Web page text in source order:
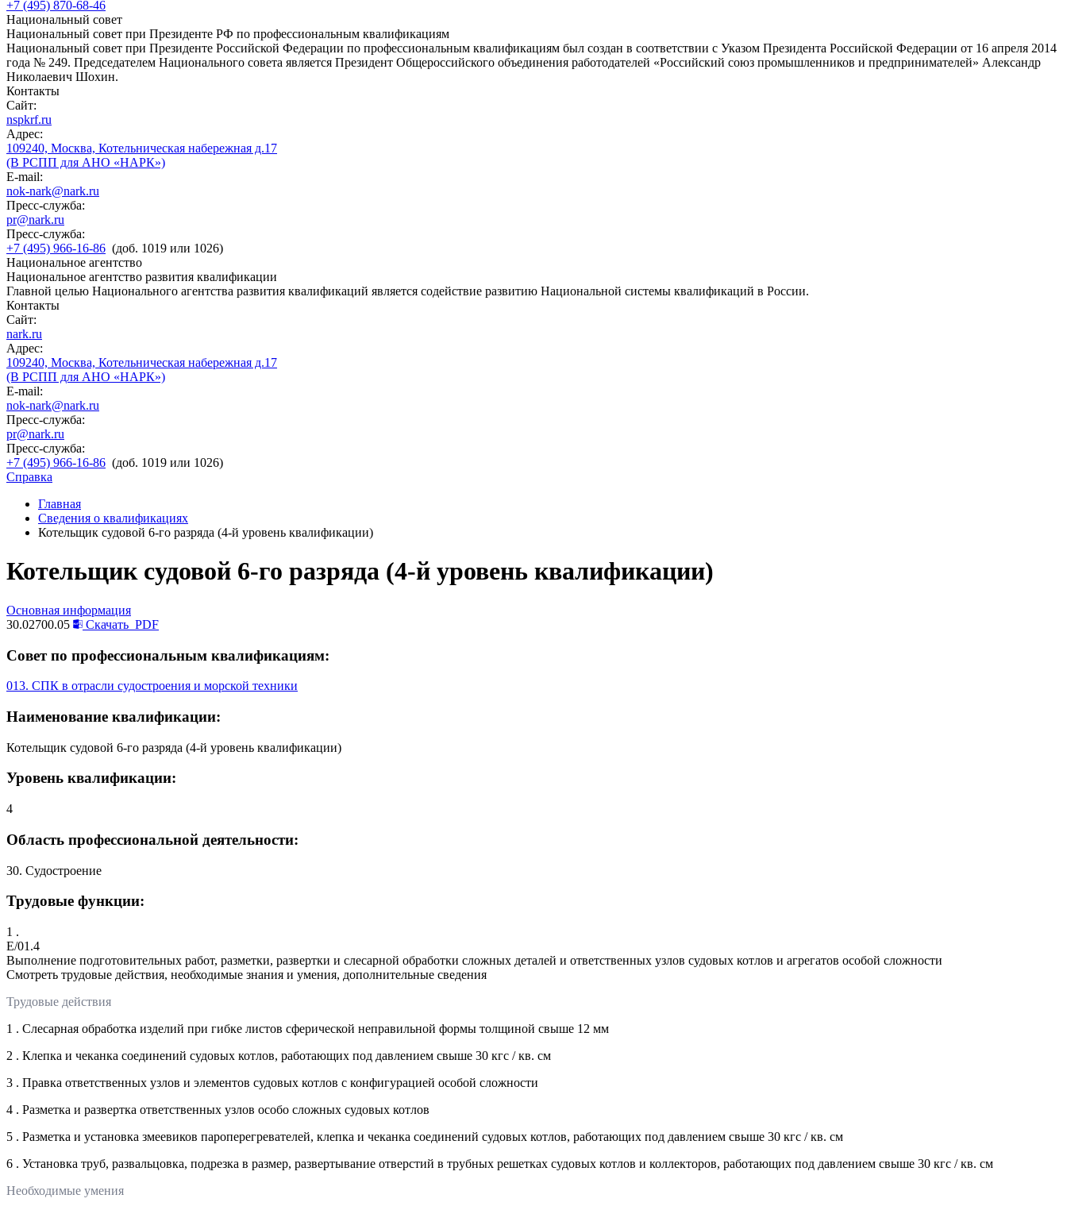
+7 (495) 870-68-46
Национальный совет
Национальный совет при Президенте РФ по профессиональным квалификациям
Национальный совет при Президенте Российской Федерации по профессиональным квалификациям был создан в соответствии с Указом Президента Российской Федерации от 16 апреля 2014
года № 249. Председателем Национального совета является Президент Общероссийского объединения работодателей «Российский союз промышленников и предпринимателей» Александр
Николаевич Шохин.
Контакты
Сайт:
nspkrf.ru
Адрес:
109240, Москва, Котельническая набережная д.17
(В РСПП для АНО «НАРК»)
E-mail:
nok-nark@nark.ru
Пресс-служба:
pr@nark.ru
Пресс-служба:
+7 (495) 966-16-86 (доб. 1019 или 1026)
Национальное агентство
Национальное агентство развития квалификации
Главной целью Национального агентства развития квалификаций является содействие развитию Национальной системы квалификаций в России.
Контакты
Сайт:
nark.ru
Адрес:
109240, Москва, Котельническая набережная д.17
(В РСПП для АНО «НАРК»)
E-mail:
nok-nark@nark.ru
Пресс-служба:
pr@nark.ru
Пресс-служба:
+7 (495) 966-16-86 (доб. 1019 или 1026)
Справка
Главная
Сведения о квалификациях
Котельщик судовой 6-го разряда (4-й уровень квалификации)
Котельщик судовой 6-го разряда (4-й уровень квалификации)
Основная информация
30.02700.05
Скачать PDF
Совет по профессиональным квалификациям:
013. СПК в отрасли судостроения и морской техники
Наименование квалификации:
Котельщик судовой 6-го разряда (4-й уровень квалификации)
Уровень квалификации:
4
Область профессиональной деятельности:
30. Судостроение
Трудовые функции:
1 .
E/01.4
Выполнение подготовительных работ, разметки, развертки и слесарной обработки сложных деталей и ответственных узлов судовых котлов и агрегатов особой сложности
Смотреть трудовые действия, необходимые знания и умения, дополнительные сведения
Трудовые действия
1 . Слесарная обработка изделий при гибке листов сферической неправильной формы толщиной свыше 12 мм
2 . Клепка и чеканка соединений судовых котлов, работающих под давлением свыше 30 кгс / кв. см
3 . Правка ответственных узлов и элементов судовых котлов с конфигурацией особой сложности
4 . Разметка и развертка ответственных узлов особо сложных судовых котлов
5 . Разметка и установка змеевиков пароперегревателей, клепка и чеканка соединений судовых котлов, работающих под давлением свыше 30 кгс / кв. см
6 . Установка труб, развальцовка, подрезка в размер, развертывание отверстий в трубных решетках судовых котлов и коллекторов, работающих под давлением свыше 30 кгс / кв. см
Необходимые умения